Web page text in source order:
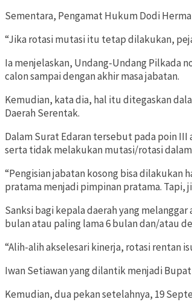
Sementara, Pengamat Hukum Dodi
“Jika rotasi mutasi itu tetap dilakukan,
Ia menjelaskan, Undang-Undang Pilkada
calon sampai dengan akhir masa jabatan.
Kemudian, kata dia, hal itu ditegaskan
Daerah Serentak.
Dalam Surat Edaran tersebut pada poin
serta tidak melakukan mutasi/rotasi
“Pengisian jabatan kosong bisa dilakukan
pratama menjadi pimpinan pratama. Tapi,
Sanksi bagi kepala daerah yang
bulan atau paling lama 6 bulan dan/atau
“Alih-alih akselesari kinerja, rotasi rentan
Iwan Setiawan yang dilantik menjadi
Kemudian, dua pekan setelahnya, 19